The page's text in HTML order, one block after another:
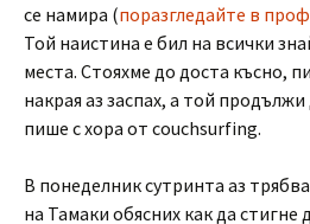
се намира (поразгледайте в
Той наистина е бил на всички
места. Стояхме до доста късно,
накрая аз заспах, а той
пише с хора от couchsurfing.
В понеделник сутринта аз
на Тамаки обясних как да